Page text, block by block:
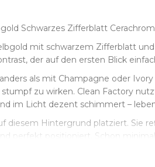
Schwarzes Zifferblatt
mit schwarzem Zifferblatt
der auf den ersten Blick
als mit Champagne oder
zu wirken. Clean Factory
im Licht dezent schimmert –
diesem Hintergrund platziert. Sie
perfekt positioniert. Schon